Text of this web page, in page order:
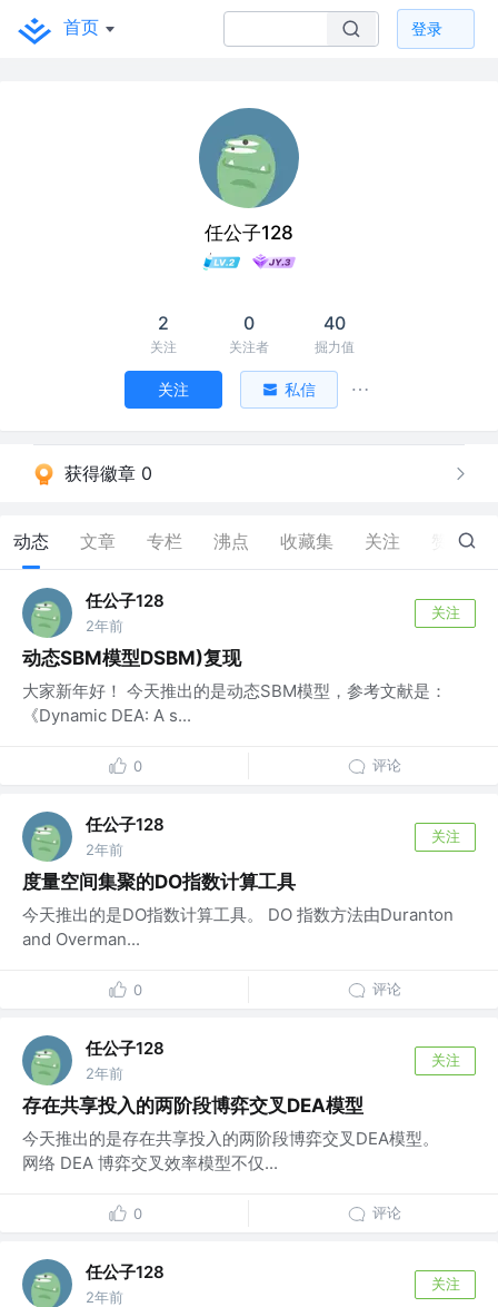
首页 登录
任公子128
2
关注
0
关注者
40
掘力值
关注 私信
获得徽章 0
动态 文章 专栏 沸点 收藏集 关注 1
任公子128
2年前
关注
动态SBM模型DSBM)复现
大家新年好！ 今天推出的是动态SBM模型，参考文献是：
《Dynamic DEA: A s...
0 评论
任公子128
2年前
关注
度量空间集聚的DO指数计算工具
今天推出的是DO指数计算工具。 DO 指数方法由Duranton
and Overman...
0 评论
任公子128
2年前
关注
存在共享投入的两阶段博弈交叉DEA模型
今天推出的是存在共享投入的两阶段博弈交叉DEA模型。
网络 DEA 博弈交叉效率模型不仅...
0 评论
任公子128
2年前
关注